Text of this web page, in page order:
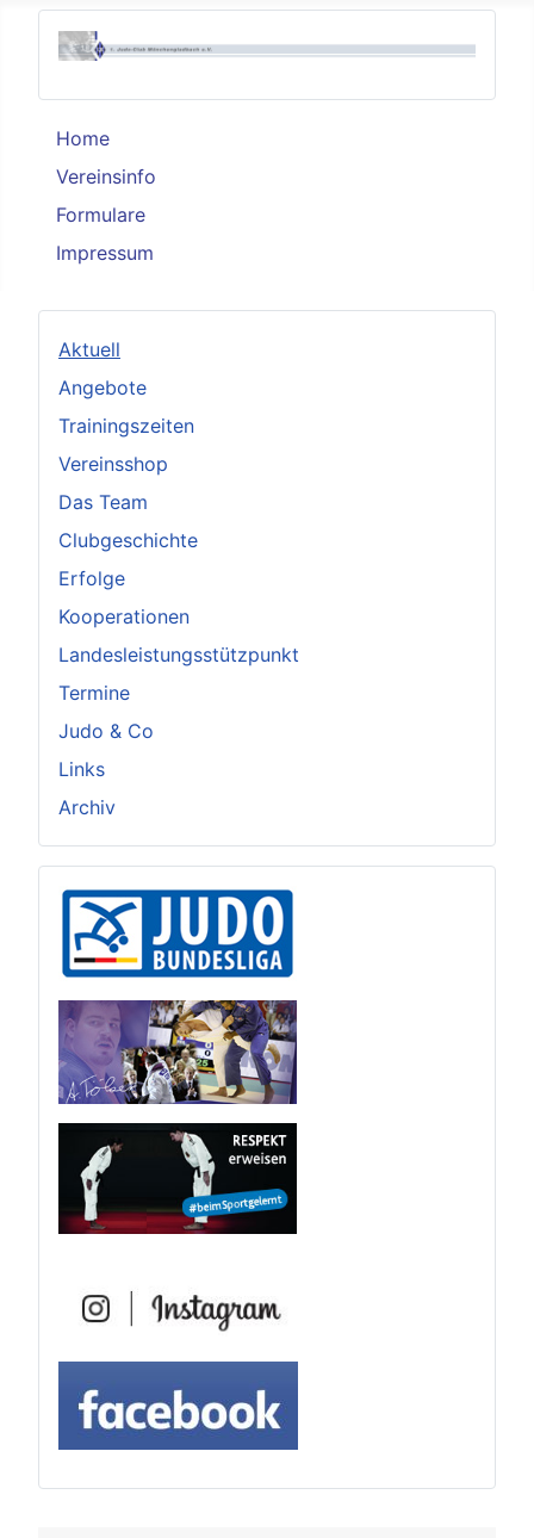
Home
Vereinsinfo
Formulare
Impressum
Aktuell
Angebote
Trainingszeiten
Vereinsshop
Das Team
Clubgeschichte
Erfolge
Kooperationen
Landesleistungsstützpunkt
Termine
Judo & Co
Links
Archiv